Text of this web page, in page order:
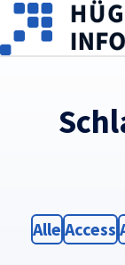
Skip to main
Filter
Alle Filter
Access